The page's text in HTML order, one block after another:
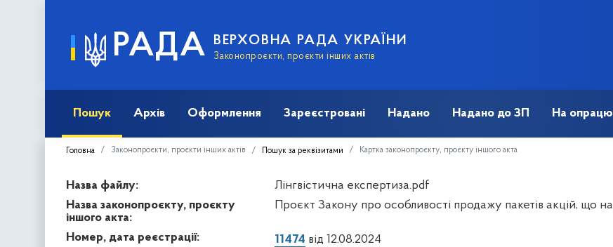
РАДА ВЕРХОВНА РАДА УКРАЇНИ
Законопроєкти, проєкти інших актів
Пошук Архів Оформлення Зареєстровані Надано Надано до ЗП На
Головна Законопроєкти, проєкти інших актів Пошук за реквізитами Картка законопроєкту, проєкту іншого акта
Назва файлу:
Лінгвістична експертиза.pdf
Назва законопроєкту, проєкту
іншого акта:
Проєкт Закону про особливості продажу пакетів акцій, що
Номер, дата реєстрації: 11474 від 12.08.2024